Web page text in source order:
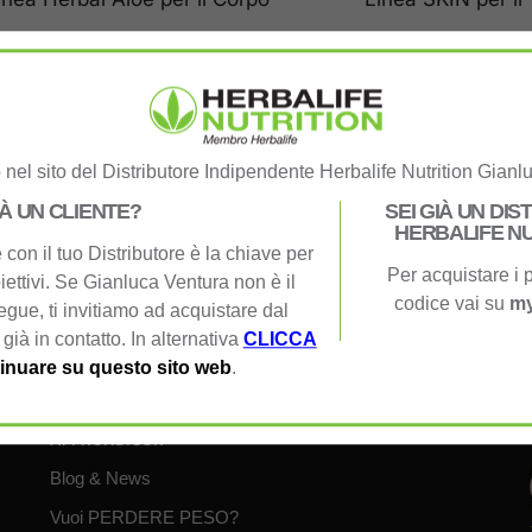
nel sito del Distributore Indipendente Herbalife Nutrition
UN CLIENTE?
con il tuo Distributore è la chiave per
Se Gianluca Ventura non è il
ti invitiamo ad acquistare dal
in contatto. In alternativa CLICCA
su questo sito web.
SEI GIÀ UN
HERBALIFE
Per acquistare i
codice vai su
protocolli di sicurezza Prezzi sempre Spedizione
Eccezionale
25 anni di esperienza
Blog & News
Vuoi PERDERE PESO?